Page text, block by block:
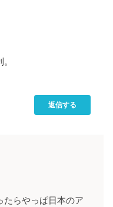
返信する
たらやっぱ日本のア